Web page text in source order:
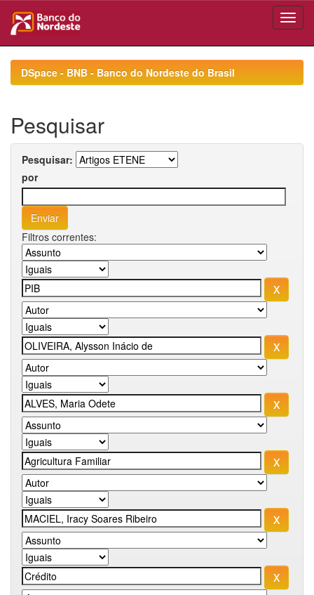
navigationDSpace - BNB - Banco do Nordeste do Brasil
Pesquisar
Pesquisar:
por
Filtros correntes: